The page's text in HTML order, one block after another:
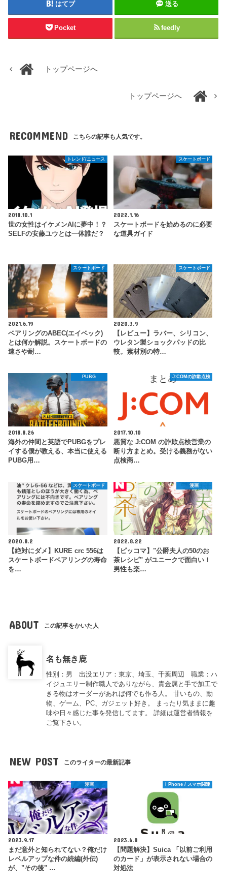
はてブ 送る
Pocket feedly
トップページへ
トップページへ
RECOMMEND こちらの記事も人気です。
トレンド/ニュース
2018.10.1
世の女性はイケメンAIに夢中！？
SELFの安藤ユウとは一体誰だ？
スケートボード
2022.1.16
スケートボードを始めるのに必要
な道具ガイド
スケートボード
2021.6.19
ベアリングのABEC(エイベック)
とは何か解説。スケートボードの
速さや耐…
スケートボード
2020.3.9
【レビュー】ラバー、シリコン、
ウレタン製ショックパッドの比
較。素材別の特…
PUBG
2018.8.26
海外の仲間と英語でPUBGをプレ
イする僕が教える、本当に使える
PUBG用…
J:COMの詐欺点検
2017.10.10
悪質な J:COM の詐欺点検営業の
断り方まとめ。受ける義務がない
点検商…
スケートボード
2020.8.2
【絶対にダメ】KURE crc 556は
スケートボードベアリングの寿命
を…
漫画
2022.8.22
【ピッコマ】"公爵夫人の50のお
茶レシピ" がユニークで面白い！
男性も楽…
ABOUT この記事をかいた人
名も無き鹿
性別：男 出没エリア：東京、埼玉、千葉周辺 職業：ハ
イジュエリー制作職人でありながら、貴金属と手で加工で
きる物はオーダーがあれば何でも作る人。 甘いもの、動
物、ゲーム、PC、ガジェット好き。 まったり気ままに趣
味や日々感じた事を発信してます。 詳細は運営者情報を
ご覧下さい。
NEW POST このライターの最新記事
漫画
2023.9.17
まだ意外と知られてない？俺だけ
レベルアップな件の続編(外伝)
が、"その後" …
i Phone / スマホ関連
2023.6.8
【問題解決】Suica 「以前ご利用
のカード」が表示されない場合の
対処法